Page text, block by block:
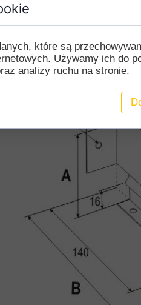
które są
Używamy ich do
analizy ruchu na stronie.